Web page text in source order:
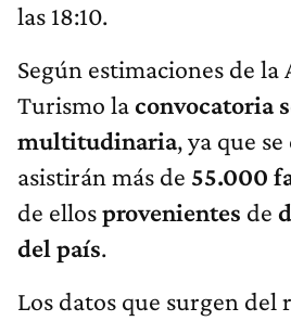
las 18:10.
Según estimaciones de la
Turismo laconvocatoria
multitudinaria, ya que
asistirán más de 55.000
de ellosprovenientes de
del país.
Los datos que surgen del